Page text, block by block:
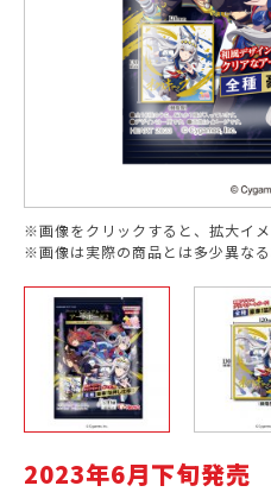
※画像をクリックすると、拡大イメ
※画像は実際の商品とは多少異なる
2023年6月下旬発売